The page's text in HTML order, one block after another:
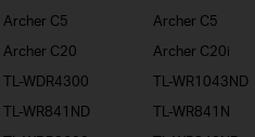
Archer C5 Archer C5
Archer C20 Archer C20i
TL-WDR4300 TL-WR1043ND
TL-WR841ND TL-WR841N